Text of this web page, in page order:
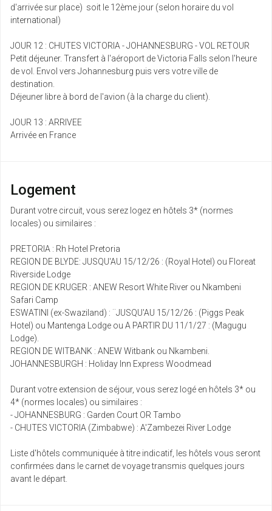
d'arrivée sur place) soit le 12ème jour (selon horaire du vol
international)
JOUR 12 : CHUTES VICTORIA - JOHANNESBURG - VOL RETOUR
Petit déjeuner. Transfert à l'aéroport de Victoria Falls selon l'heure
de vol. Envol vers Johannesburg puis vers votre ville de
destination.
Déjeuner libre à bord de l'avion (à la charge du client).
JOUR 13 : ARRIVEE
Arrivée en France
Logement
Durant votre circuit, vous serez logez en hôtels 3* (normes
locales) ou similaires :
PRETORIA : Rh Hotel Pretoria
REGION DE BLYDE: JUSQU'AU 15/12/26 : (Royal Hotel) ou Floreat
Riverside Lodge
REGION DE KRUGER : ANEW Resort White River ou Nkambeni
Safari Camp
ESWATINI (ex-Swaziland) : ¨JUSQU'AU 15/12/26 : (Piggs Peak
Hotel) ou Mantenga Lodge ou A PARTIR DU 11/1/27 : (Magugu
Lodge).
REGION DE WITBANK : ANEW Witbank ou Nkambeni.
JOHANNESBURGH : Holiday Inn Express Woodmead
Durant votre extension de séjour, vous serez logé en hôtels 3* ou
4* (normes locales) ou similaires :
- JOHANNESBURG : Garden Court OR Tambo
- CHUTES VICTORIA (Zimbabwe) : A'Zambezei River Lodge
Liste d'hôtels communiquée à titre indicatif, les hôtels vous seront
confirmées dans le carnet de voyage transmis quelques jours
avant le départ.